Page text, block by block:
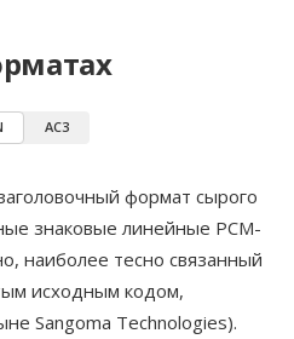
AC3
формат сырого
знаковые линейные PCM-
наиболее тесно связанный
исходным кодом,
Sangoma Technologies).